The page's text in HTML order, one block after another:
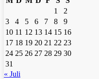
1
2
3
4 5 6 7 8
9
10 11 12 13 14 15 16
17 18 19 20 21 22 23
24 25 26 27 28 29 30
31
« Juli